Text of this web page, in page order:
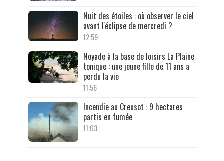
Nuit des étoiles : où observer le ciel
avant l'éclipse de mercredi ?
12:59
Noyade à la base de loisirs La Plaine
tonique : une jeune fille de 11 ans a
perdu la vie
11:56
Incendie au Creusot : 9 hectares
partis en fumée
11:03